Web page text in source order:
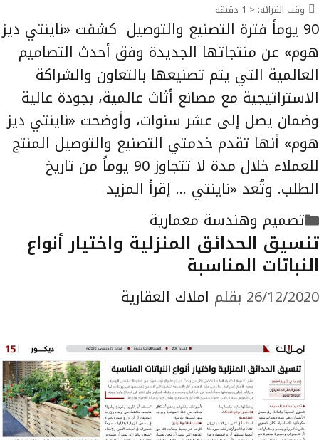
وقت القرائه: < 1 دقيقة
90 يوماً فترة التصنيع والتوصيل كشفت «ناينتي ديز
هوم» عن منتجاتها الجديدة وفق أحدث التصاميم
العالمية التي يتم تصنيعها بالتعاون والشراكة
الاستراتيجية مع مصانع أثاث عالمية، بجودة عالية
وضمان يصل إلى عشر سنوات، وأوضحت «ناينتي ديز
هوم» أنها تقدم خدمتي التصنيع والتوصيل المنتج
للعملاء خلال مدة لا تتجاوز 90 يوماً من تاريخ
الطلب. وتُعد «ناينتي … إقرأ المزيد
التصنيفات
تصميم وهندسة معمارية
تنسيق الحدائق المنزلية واختيار أنواع
النباتات المناسبة
26/12/2020 بقلم املاك العقارية